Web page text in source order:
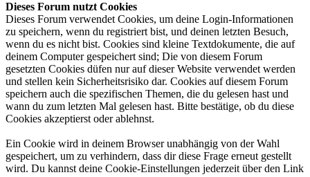
Dieses Forum nutzt Cookies
Dieses Forum verwendet Cookies, um deine Login-Informationen
zu speichern, wenn du registriert bist, und deinen letzten Besuch,
wenn du es nicht bist. Cookies sind kleine Textdokumente, die auf
deinem Computer gespeichert sind; Die von diesem Forum
gesetzten Cookies düfen nur auf dieser Website verwendet werden
und stellen kein Sicherheitsrisiko dar. Cookies auf diesem Forum
speichern auch die spezifischen Themen, die du gelesen hast und
wann du zum letzten Mal gelesen hast. Bitte bestätige, ob du diese
Cookies akzeptierst oder ablehnst.
Ein Cookie wird in deinem Browser unabhängig von der Wahl
gespeichert, um zu verhindern, dass dir diese Frage erneut gestellt
wird. Du kannst deine Cookie-Einstellungen jederzeit über den Link